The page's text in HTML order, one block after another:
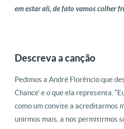
em estar ali, de fato vamos colher
Descreva a canção
Pedimos a André Florêncio que
Chance’ e o que ela representa.
como um convite a acreditarmos
unirmos mais, a nos permitirmos